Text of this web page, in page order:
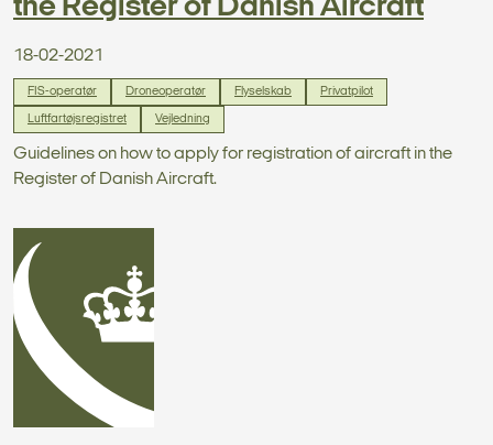
the Register of Danish Aircraft
18-02-2021
FIS-operatør Droneoperatør Flyselskab Privatpilot
Luftfartøjsregistret Vejledning
Guidelines on how to apply for registration of aircraft in the
Register of Danish Aircraft.